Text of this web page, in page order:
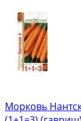
Морковь